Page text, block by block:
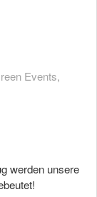
Events,
werden unsere